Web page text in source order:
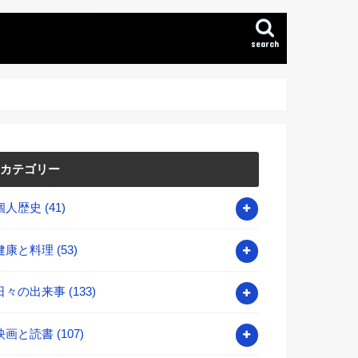
search
カテゴリー
人歴史 (41)
康と料理 (53)
々の出来事 (133)
画と読書 (107)